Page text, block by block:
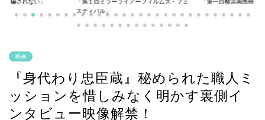
スティバル」
映画
『身代わり忠臣蔵』秘められた職人ミ
ッションを惜しみなく明かす裏側イ
ンタビュー映像解禁！